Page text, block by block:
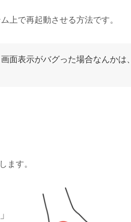
上で再起動させる方法です。
面表示がバグった場合なんかは
ます。